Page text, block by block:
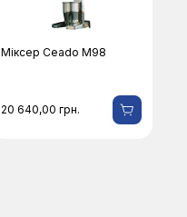
Міксер Ceado M98
20 640,00грн.